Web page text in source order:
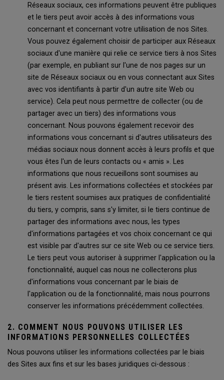
Réseaux sociaux, ces informations peuvent être publiques
et le tiers peut avoir accès à des informations vous
concernant et concernant votre utilisation de nos Sites.
Vous pouvez également choisir de participer aux Réseaux
sociaux d'une manière qui relie ce service tiers à nos Sites
(par exemple, en publiant sur l'une de nos pages sur un
site de Réseaux sociaux ou en vous connectant aux Sites
avec vos identifiants à partir d'un autre site Web ou
service). Cela peut nous permettre de collecter (ou de
partager avec un tiers) des informations vous
concernant. Nous pouvons également recevoir des
informations vous concernant si d'autres utilisateurs des
médias sociaux nous donnent accès à leurs profils et que
vous êtes l'un de leurs contacts ou « amis ». Les
informations que nous recueillons sont soumises au
présent avis. Les informations collectées et stockées par
le tiers restent soumises aux pratiques de confidentialité
du tiers, y compris, sans s'y limiter, si le tiers continue de
partager des informations avec nous, les types
d'informations partagées et vos choix concernant ce qui
est visible par d'autres sur ce site Web ou ce service tiers.
Le tiers peut vous autoriser à supprimer l'application ou la
fonctionnalité, auquel cas nous ne collecterons plus
d'informations vous concernant par le biais de
l'application ou de la fonctionnalité, mais nous pourrons
conserver les informations précédemment collectées.
2. COMMENT NOUS POUVONS UTILISER LES
INFORMATIONS PERSONNELLES COLLECTÉES
Nous pouvons utiliser les informations collectées par le biais
des Sites aux fins et sur les bases juridiques ci-dessous :